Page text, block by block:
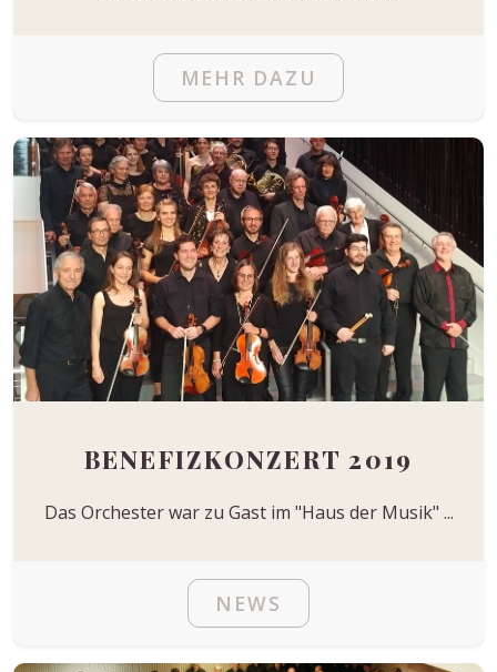
MEHR DAZU
BENEFIZKONZERT 2019
Das Orchester war zu Gast im "Haus der Musik" ...
NEWS